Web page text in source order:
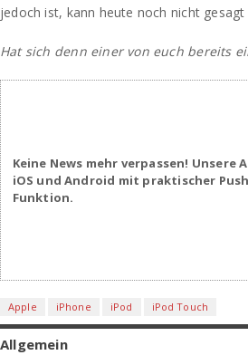
jedoch ist, kann heute noch nicht gesagt
Hat sich denn einer von euch bereits
Keine News mehr verpassen! Unsere
iOS und Android mit praktischer
Funktion.
Apple iPhone iPod iPod Touch
Allgemein